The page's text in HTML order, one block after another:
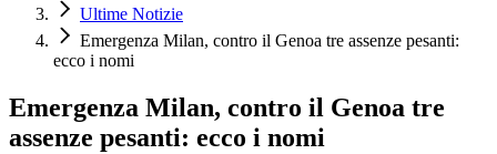
Ultime Notizie
Emergenza Milan, contro il Genoa tre assenze pesanti:
ecco i nomi
Emergenza Milan, contro il Genoa tre
assenze pesanti: ecco i nomi